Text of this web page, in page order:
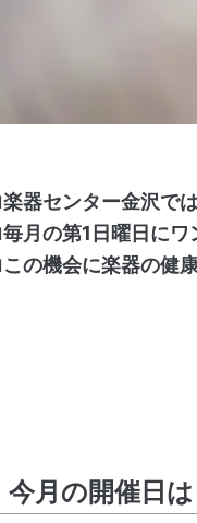
楽器センター金沢で
毎月の第1日曜日に
この機会に楽器の健
今月の開催日は